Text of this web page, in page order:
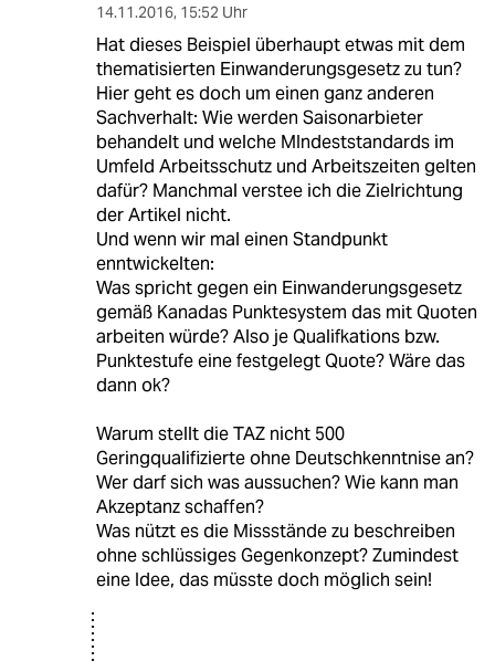
14.11.2016, 15:52 Uhr
Hat dieses Beispiel überhaupt etwas mit dem
thematisierten Einwanderungsgesetz zu tun?
Hier geht es doch um einen ganz anderen
Sachverhalt: Wie werden Saisonarbieter
behandelt und welche MIndeststandards im
Umfeld Arbeitsschutz und Arbeitszeiten gelten
dafür? Manchmal verstee ich die Zielrichtung
der Artikel nicht.
Und wenn wir mal einen Standpunkt
enntwickelten:
Was spricht gegen ein Einwanderungsgesetz
gemäß Kanadas Punktesystem das mit Quoten
arbeiten würde? Also je Qualifkations bzw.
Punktestufe eine festgelegt Quote? Wäre das
dann ok?
Warum stellt die TAZ nicht 500
Geringqualifizierte ohne Deutschkenntnise an?
Wer darf sich was aussuchen? Wie kann man
Akzeptanz schaffen?
Was nützt es die Missstände zu beschreiben
ohne schlüssiges Gegenkonzept? Zumindest
eine Idee, das müsste doch möglich sein!